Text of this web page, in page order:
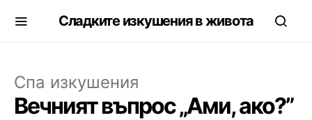
Сладките изкушения в живота
Спа изкушения
Вечният въпрос „Ами, ако?”